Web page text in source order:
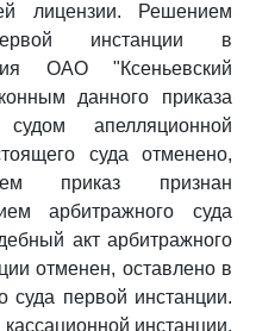
лицензии. Решением
инстанции в
ОАО "Ксеньевский
данного приказа
апелляционной
суда отменено,
приказ признан
арбитражного суда
акт арбитражного
отменен, оставлено в
суда первой инстанции.
инстанции,